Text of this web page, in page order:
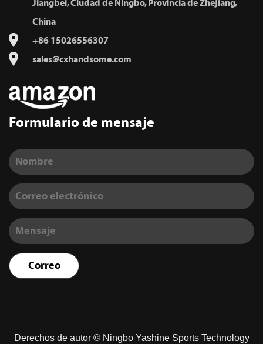
Jiangbei, Ciudad de Ningbo, Provincia de Zhejiang,
China
+86 15026556307
sales@cxhandsome.com
Formulario de mensaje
Derechos de autor © Ningbo Yashine Sports Technology